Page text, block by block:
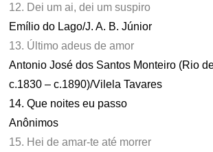
12. Dei um ai, dei um suspiro
Emílio do Lago/J. A. B. Júnior
13. Último adeus de amor
Antonio José dos Santos Monteiro (Rio
c.1830 – c.1890)/Vilela Tavares
14. Que noites eu passo
Anônimos
15. Hei de amar-te até morrer